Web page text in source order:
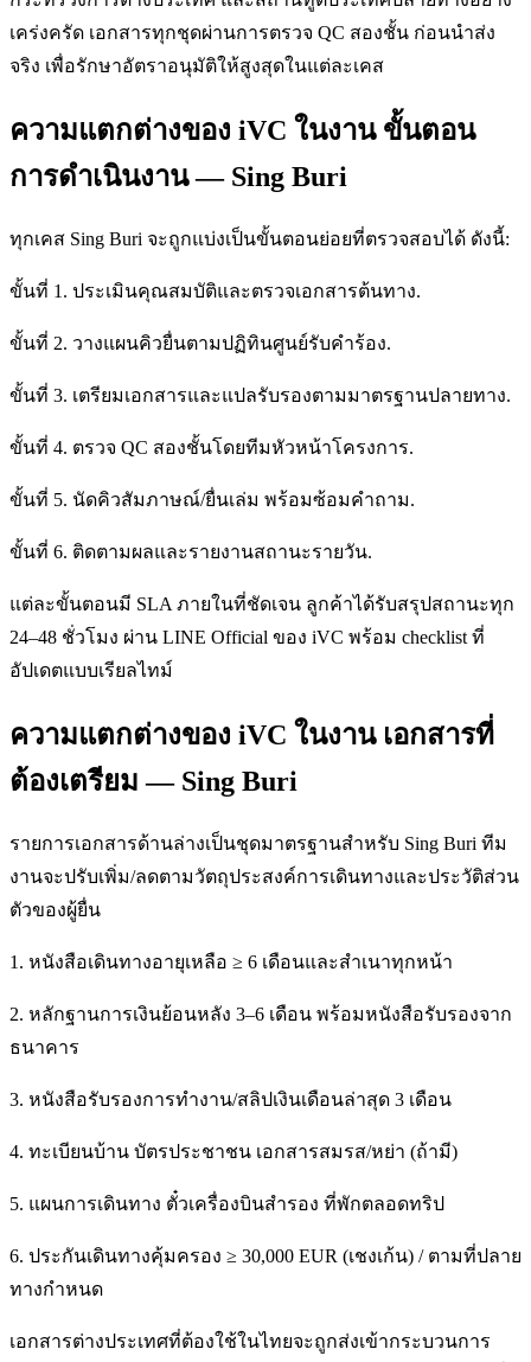
เคร่งครัด เอกสารทุกชุดผ่านการตรวจ QC สองชั้น ก่อนนำส่ง
จริง เพื่อรักษาอัตราอนุมัติให้สูงสุดในแต่ละเคส
ความแตกต่างของ iVC ในงาน ขั้นตอน
การดำเนินงาน — Sing Buri
ทุกเคส Sing Buri จะถูกแบ่งเป็นขั้นตอนย่อยที่ตรวจสอบได้ ดังนี้:
ขั้นที่ 1. ประเมินคุณสมบัติและตรวจเอกสารต้นทาง.
ขั้นที่ 2. วางแผนคิวยื่นตามปฏิทินศูนย์รับคำร้อง.
ขั้นที่ 3. เตรียมเอกสารและแปลรับรองตามมาตรฐานปลายทาง.
ขั้นที่ 4. ตรวจ QC สองชั้นโดยทีมหัวหน้าโครงการ.
ขั้นที่ 5. นัดคิวสัมภาษณ์/ยื่นเล่ม พร้อมซ้อมคำถาม.
ขั้นที่ 6. ติดตามผลและรายงานสถานะรายวัน.
แต่ละขั้นตอนมี SLA ภายในที่ชัดเจน ลูกค้าได้รับสรุปสถานะทุก
24–48 ชั่วโมง ผ่าน LINE Official ของ iVC พร้อม checklist ที่
อัปเดตแบบเรียลไทม์
ความแตกต่างของ iVC ในงาน เอกสารที่
ต้องเตรียม — Sing Buri
รายการเอกสารด้านล่างเป็นชุดมาตรฐานสำหรับ Sing Buri ทีม
งานจะปรับเพิ่ม/ลดตามวัตถุประสงค์การเดินทางและประวัติส่วน
ตัวของผู้ยื่น
1. หนังสือเดินทางอายุเหลือ ≥ 6 เดือนและสำเนาทุกหน้า
2. หลักฐานการเงินย้อนหลัง 3–6 เดือน พร้อมหนังสือรับรองจาก
ธนาคาร
3. หนังสือรับรองการทำงาน/สลิปเงินเดือนล่าสุด 3 เดือน
4. ทะเบียนบ้าน บัตรประชาชน เอกสารสมรส/หย่า (ถ้ามี)
5. แผนการเดินทาง ตั๋วเครื่องบินสำรอง ที่พักตลอดทริป
6. ประกันเดินทางคุ้มครอง ≥ 30,000 EUR (เชงเก้น) / ตามที่ปลาย
ทางกำหนด
เอกสารต่างประเทศที่ต้องใช้ในไทยจะถูกส่งเข้ากระบวนการ